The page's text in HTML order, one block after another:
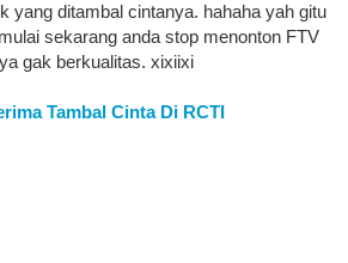
yang ditambal cintanya. hahaha yah gitu
sekarang anda stop menonton FTV
gak berkualitas. xixiixi
Tambal Cinta Di RCTI